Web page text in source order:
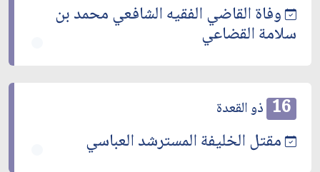
وفاة القاضي الفقيه الشافعي محمد بن
سلامة القضاعي
16 ذو القعدة
مقتل الخليفة المسترشد العباسي